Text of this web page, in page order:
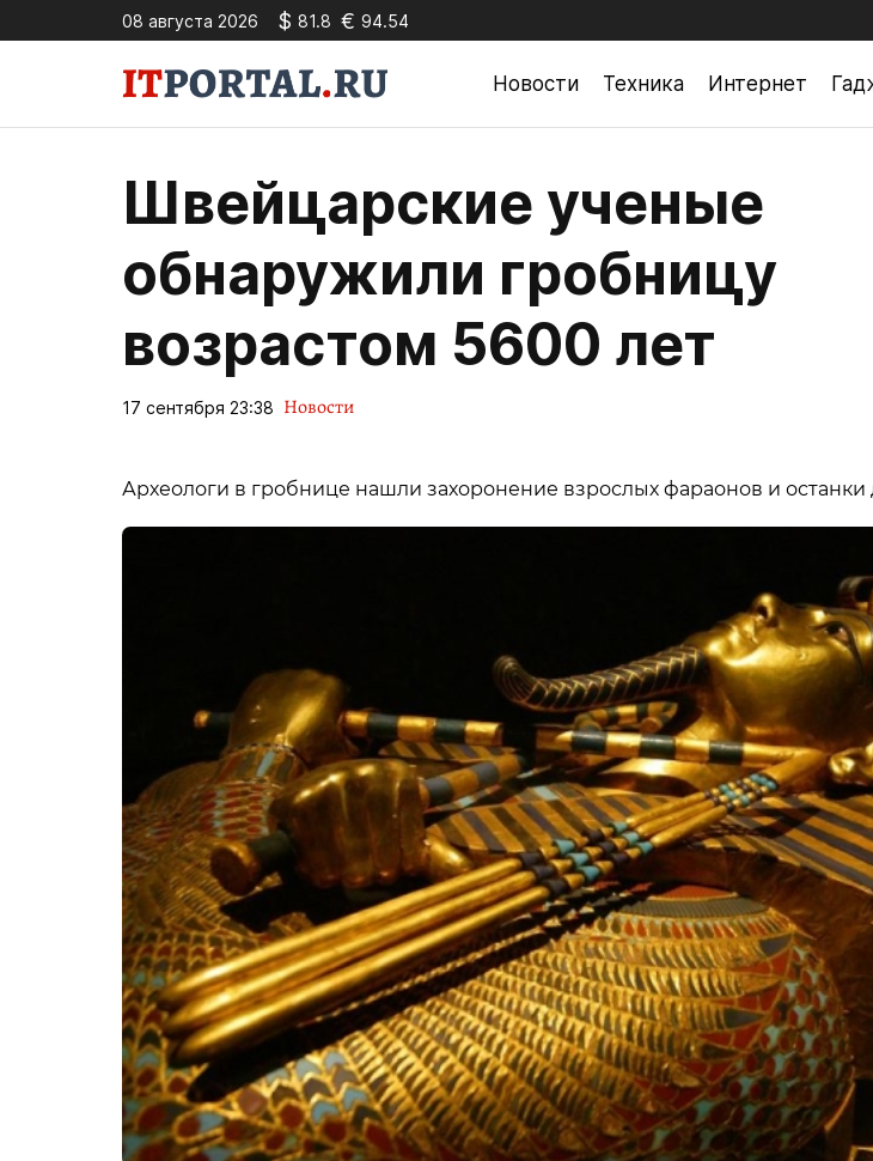
08 августа 2026 $ 81.8 € 94.54
Новости Техника Интернет
Швейцарские ученые
обнаружили гробницу
возрастом 5600 лет
17 сентября 23:38 Новости
Археологи в гробнице нашли захоронение взрослых фараонов и останки